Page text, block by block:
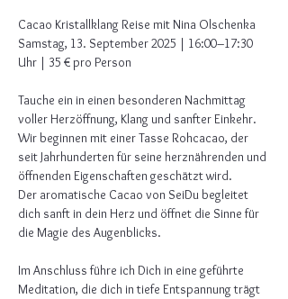
Cacao Kristallklang Reise mit Nina Olschenka
Samstag, 13. September 2025 | 16:00–17:30
Uhr | 35 € pro Person
Tauche ein in einen besonderen Nachmittag
voller Herzöffnung, Klang und sanfter Einkehr.
Wir beginnen mit einer Tasse Rohcacao, der
seit Jahrhunderten für seine herznährenden und
öffnenden Eigenschaften geschätzt wird.
Der aromatische Cacao von SeiDu begleitet
dich sanft in dein Herz und öffnet die Sinne für
die Magie des Augenblicks.
Im Anschluss führe ich Dich in eine geführte
Meditation, die dich in tiefe Entspannung trägt